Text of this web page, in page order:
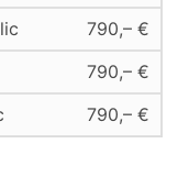
790,– €
790,– €
790,– €